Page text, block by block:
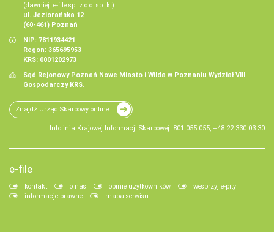
(dawniej: e-file sp. z o.o. sp. k.)
ul. Jeziorańska 12
(60-461) Poznań
NIP: 7811934421
Regon: 365695953
KRS: 0001202973
Sąd Rejonowy Poznań Nowe Miasto i Wilda w Poznaniu Wydział VIII
Gospodarczy KRS.
Znajdź Urząd Skarbowy online
Infolinia Krajowej Informacji Skarbowej: 801 055 055, +48 22 330 03 30
e-file
kontakt o nas opinie użytkowników
wesprzyj e-pity
informacje prawne
mapa serwisu